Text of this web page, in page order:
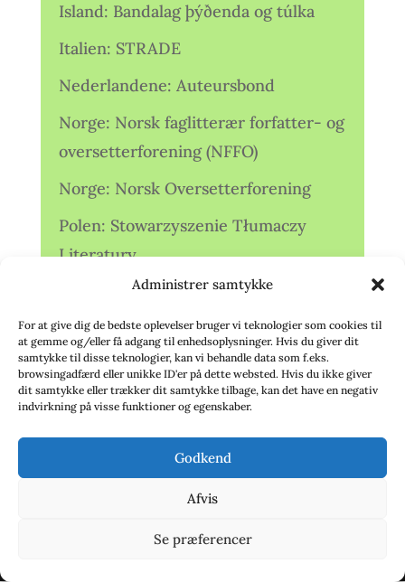
Administrer samtykke
For at give dig de bedste oplevelser bruger vi teknologier som cookies til
at gemme og/eller få adgang til enhedsoplysninger. Hvis du giver dit
samtykke til disse teknologier, kan vi behandle data som f.eks.
browsingadfærd eller unikke ID'er på dette websted. Hvis du ikke giver
dit samtykke eller trækker dit samtykke tilbage, kan det have en negativ
indvirkning på visse funktioner og egenskaber.
Godkend
Afvis
Se præferencer
Island: Bandalag þýðenda og túlka
Italien: STRADE
Nederlandene: Auteursbond
Norge: Norsk faglitterær forfatter- og
oversetterforening (NFFO)
Norge: Norsk Oversetterforening
Polen: Stowarzyszenie Tłumaczy
Literatury
Storbritannien: Translators
Association (TA)
Sverige: Översättarsektionen (Ö.)
Sverige: Översättarcentrum (ÖC)
deutschsprachiger Übersetzer (VdÜ)
© 2020 - Babelfisken